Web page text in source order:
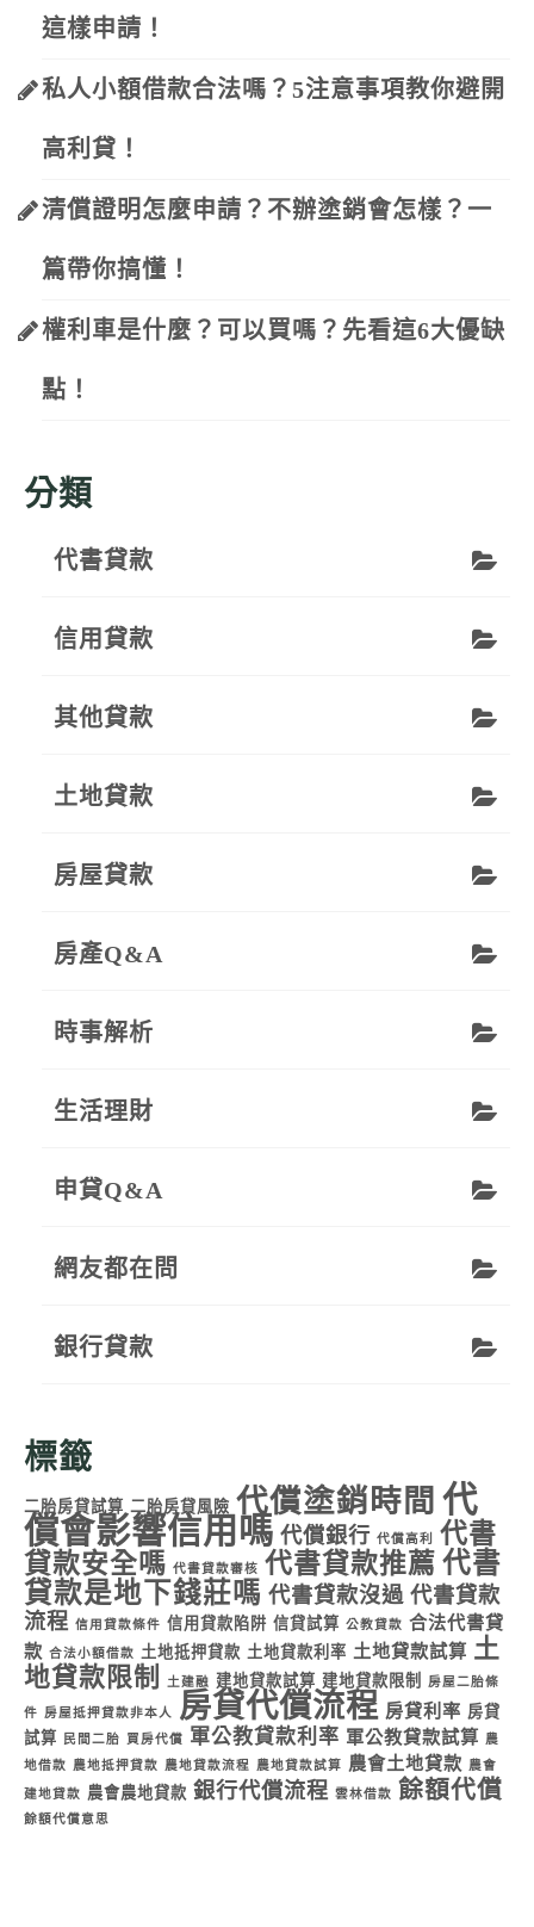
這樣申請！
私人小額借款合法嗎？5注意事項教你避開
高利貸！
清償證明怎麼申請？不辦塗銷會怎樣？一
篇帶你搞懂！
權利車是什麼？可以買嗎？先看這6大優缺
點！
分類
代書貸款
信用貸款
其他貸款
土地貸款
房屋貸款
房產Q&A
時事解析
生活理財
申貸Q&A
網友都在問
銀行貸款
標籤
二胎房貸試算 二胎房貸風險 代償塗銷時間 代
償會影響信用嗎 代償銀行 代償高利
代書
貸款安全嗎 代書貸款審核 代書貸款推薦 代書
貸款是地下錢莊嗎 代書貸款沒過 代書貸款
流程 信用貸款條件 信用貸款陷阱 信貸試算 公教貸款 合法代書貸
款 合法小額借款 土地抵押貸款 土地貸款利率 土地貸款試算 土
地貸款限制
土建融 建地貸款試算 建地貸款限制 房屋二胎條
件 房屋抵押貸款非本人 房貸代償流程 房貸利率 房貸
試算
民間二胎 買房代償 軍公教貸款利率 軍公教貸款試算
農
地借款
農地抵押貸款 農地貸款流程 農地貸款試算 農會土地貸款 農會
建地貸款 農會農地貸款 銀行代償流程 雲林借款 餘額代償
餘額代償意思